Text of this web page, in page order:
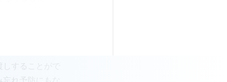
することがで
れ予防にもな